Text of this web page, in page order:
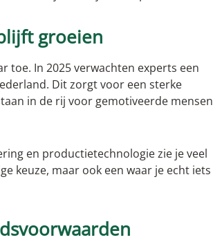
groeien
toe. In 2025 verwachten experts een
Dit zorgt voor een sterke
in de rij voor gemotiveerde mensen
en productietechnologie zie je veel
keuze, maar ook een waar je echt iets